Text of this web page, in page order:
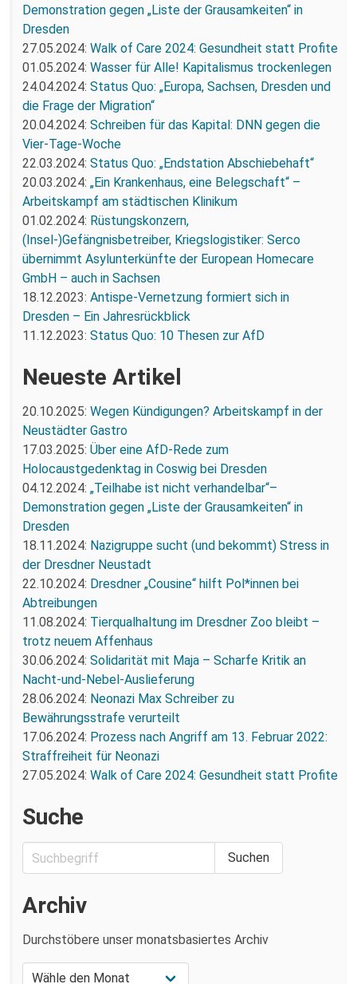
Demonstration gegen „Liste der Grausamkeiten“ in
Dresden
27.05.2024: Walk of Care 2024: Gesundheit statt Profite
01.05.2024: Wasser für Alle! Kapitalismus trockenlegen
24.04.2024: Status Quo: „Europa, Sachsen, Dresden und
die Frage der Migration“
20.04.2024: Schreiben für das Kapital: DNN gegen die
Vier-Tage-Woche
22.03.2024: Status Quo: „Endstation Abschiebehaft“
20.03.2024: „Ein Krankenhaus, eine Belegschaft“ –
Arbeitskampf am städtischen Klinikum
01.02.2024: Rüstungskonzern,
(Insel-)Gefängnisbetreiber, Kriegslogistiker: Serco
übernimmt Asylunterkünfte der European Homecare
GmbH – auch in Sachsen
18.12.2023: Antispe-Vernetzung formiert sich in
Dresden – Ein Jahresrückblick
11.12.2023: Status Quo: 10 Thesen zur AfD
Neueste Artikel
20.10.2025: Wegen Kündigungen? Arbeitskampf in der
Neustädter Gastro
17.03.2025: Über eine AfD-Rede zum
Holocaustgedenktag in Coswig bei Dresden
04.12.2024: „Teilhabe ist nicht verhandelbar“–
Demonstration gegen „Liste der Grausamkeiten“ in
Dresden
18.11.2024: Nazigruppe sucht (und bekommt) Stress in
der Dresdner Neustadt
22.10.2024: Dresdner „Cousine“ hilft Pol*innen bei
Abtreibungen
11.08.2024: Tierqualhaltung im Dresdner Zoo bleibt –
trotz neuem Affenhaus
30.06.2024: Solidarität mit Maja – Scharfe Kritik an
Nacht-und-Nebel-Auslieferung
28.06.2024: Neonazi Max Schreiber zu
Bewährungsstrafe verurteilt
17.06.2024: Prozess nach Angriff am 13. Februar 2022:
Straffreiheit für Neonazi
27.05.2024: Walk of Care 2024: Gesundheit statt Profite
Suche
Archiv
Durchstöbere unser monatsbasiertes Archiv